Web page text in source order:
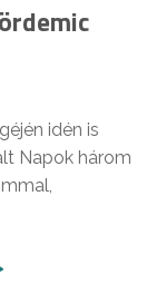
idén is
Napok három